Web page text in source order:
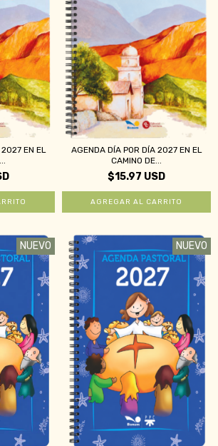
2027 EN EL
AGENDA DÍA POR DÍA 2027 EN EL
CAMINO DE...
$15.97 USD
NUEVO NUEVO